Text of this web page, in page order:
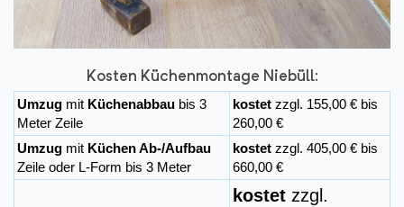
Kosten Küchenmontage Niebüll:
Umzug mit Küchenabbau bis 3
Meter Zeile
kostet zzgl. 155,00 € bis
260,00 €
Umzug mit Küchen Ab-/Aufbau
Zeile oder L-Form bis 3 Meter
kostet zzgl. 405,00 € bis
660,00 €
kostet zzgl.